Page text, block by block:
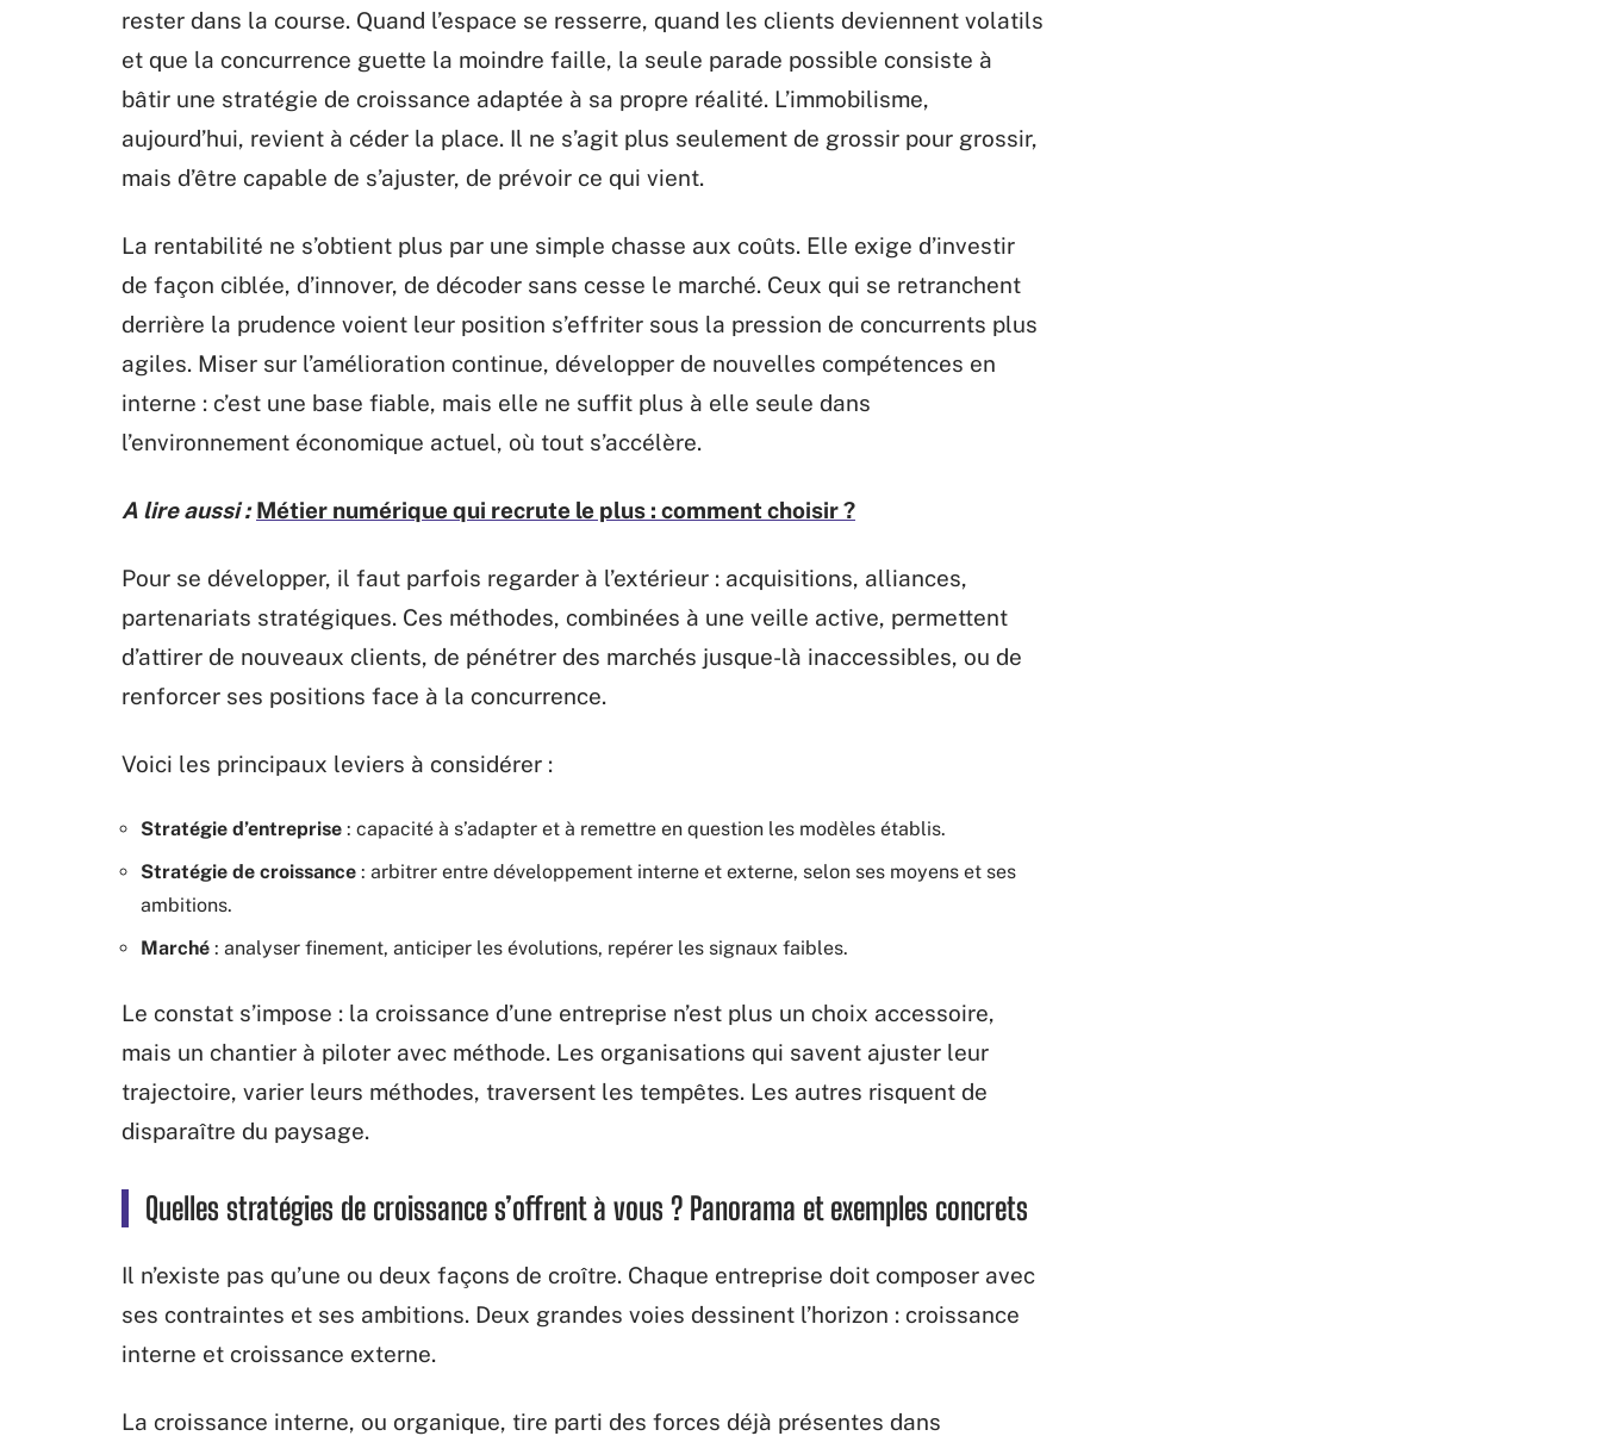
rester dans la course. Quand l’espace se resserre, quand les clients deviennent volatils
et que la concurrence guette la moindre faille, la seule parade possible consiste à
bâtir une stratégie de croissance adaptée à sa propre réalité. L’immobilisme,
aujourd’hui, revient à céder la place. Il ne s’agit plus seulement de grossir pour grossir,
mais d’être capable de s’ajuster, de prévoir ce qui vient.
La rentabilité ne s’obtient plus par une simple chasse aux coûts. Elle exige d’investir
de façon ciblée, d’innover, de décoder sans cesse le marché. Ceux qui se retranchent
derrière la prudence voient leur position s’effriter sous la pression de concurrents plus
agiles. Miser sur l’amélioration continue, développer de nouvelles compétences en
interne : c’est une base fiable, mais elle ne suffit plus à elle seule dans
l’environnement économique actuel, où tout s’accélère.
A lire aussi : Métier numérique qui recrute le plus : comment choisir ?
Pour se développer, il faut parfois regarder à l’extérieur : acquisitions, alliances,
partenariats stratégiques. Ces méthodes, combinées à une veille active, permettent
d’attirer de nouveaux clients, de pénétrer des marchés jusque-là inaccessibles, ou de
renforcer ses positions face à la concurrence.
Voici les principaux leviers à considérer :
Stratégie d’entreprise : capacité à s’adapter et à remettre en question les modèles établis.
Stratégie de croissance : arbitrer entre développement interne et externe, selon ses moyens et ses
ambitions.
Marché : analyser finement, anticiper les évolutions, repérer les signaux faibles.
Le constat s’impose : la croissance d’une entreprise n’est plus un choix accessoire,
mais un chantier à piloter avec méthode. Les organisations qui savent ajuster leur
trajectoire, varier leurs méthodes, traversent les tempêtes. Les autres risquent de
disparaître du paysage.
Quelles stratégies de croissance s’offrent à vous ? Panorama et exemples concrets
Il n’existe pas qu’une ou deux façons de croître. Chaque entreprise doit composer avec
ses contraintes et ses ambitions. Deux grandes voies dessinent l’horizon : croissance
interne et croissance externe.
La croissance interne, ou organique, tire parti des forces déjà présentes dans